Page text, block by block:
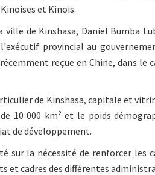
et Kinois.
de Kinshasa, Daniel Bumba
provincial au
reçue en Chine, dans
de Kinshasa, capitale et
10 000 km² et le poids
de développement.
sur la nécessité de renforcer les
et cadres des différentes